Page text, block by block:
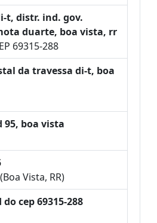
t, distr. ind. gov.
duarte, boa vista, rr
69315-288
da travessa di-t, boa
95, boa vista
Vista, RR)
cep 69315-288